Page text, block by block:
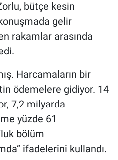
bütçe kesin
gelir
rakamlar arasında
Harcamaların bir
ödemelere gidiyor. 14
7,2 milyarda
yüzde 61
bölüm
ifadelerini kullandı.